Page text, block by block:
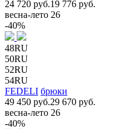
24 720 руб.19 776 руб.
весна-лето 26
-40%
48RU
50RU
52RU
54RU
FEDELI брюки
49 450 руб.29 670 руб.
весна-лето 26
-40%